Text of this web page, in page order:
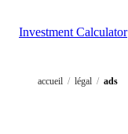
Investment Calculator
accueil / légal / ads